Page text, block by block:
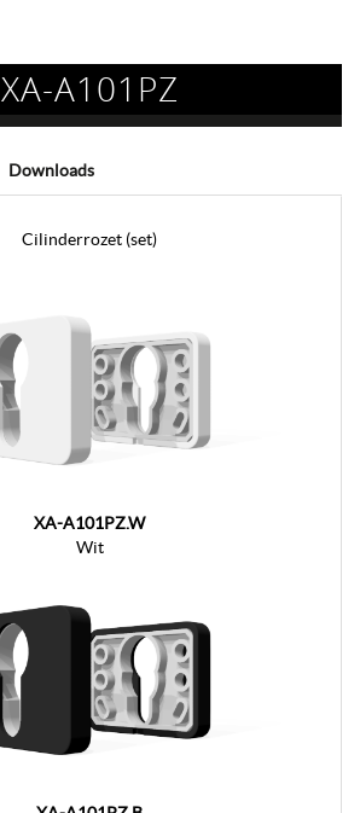
XA-A101PZ
Downloads
Cilinderrozet (set)
XA-A101PZ.W
Wit